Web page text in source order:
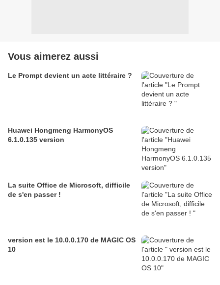
Vous aimerez aussi
Le Prompt devient un acte littéraire ?
Huawei Hongmeng HarmonyOS
6.1.0.135 version
La suite Office de Microsoft, difficile
de s'en passer !
version est le 10.0.0.170 de MAGIC OS
10